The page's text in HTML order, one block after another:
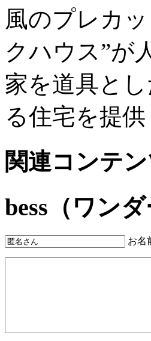
風のプレカ
クハウス”が
家を道具と
る住宅を提供
関連コンテ
bess（ワン
お名